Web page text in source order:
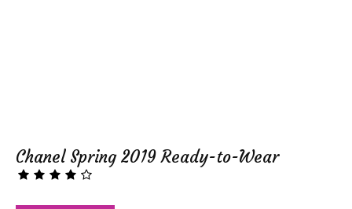
Chanel Spring 2019 Ready-to-Wear